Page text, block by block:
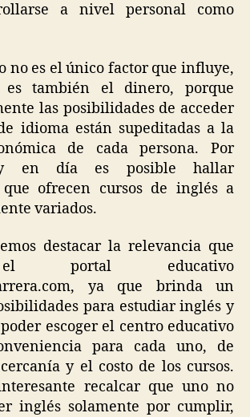
a nivel personal como
no es el único factor que influye,
también el dinero, porque
las posibilidades de acceder
idioma están supeditadas a la
de cada persona. Por
en día es posible hallar
ofrecen cursos de inglés a
variados.
destacar la relevancia que
portal educativo
ya que brinda un
para estudiar inglés y
escoger el centro educativo
para cada uno, de
y el costo de los cursos.
recalcar que uno no
inglés solamente por cumplir,